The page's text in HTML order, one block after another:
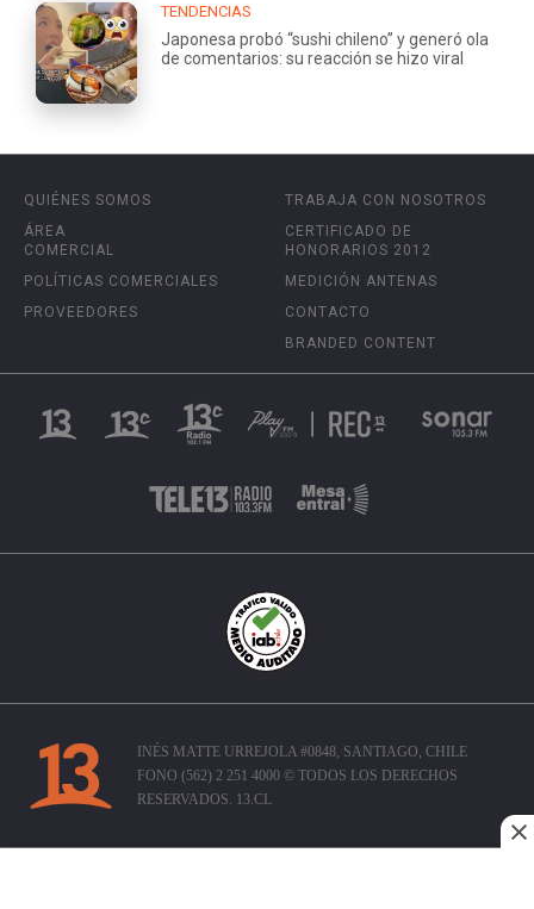
TENDENCIAS
Japonesa probó “sushi chileno” y generó ola
de comentarios: su reacción se hizo viral
QUIÉNES SOMOS
ÁREA
COMERCIAL
POLÍTICAS COMERCIALES
PROVEEDORES
TRABAJA CON NOSOTROS
CERTIFICADO DE
HONORARIOS 2012
MEDICIÓN ANTENAS
CONTACTO
BRANDED CONTENT
INÉS MATTE URREJOLA #0848, SANTIAGO, CHILE
FONO (562) 2 251 4000 © TODOS LOS DERECHOS
RESERVADOS. 13.CL